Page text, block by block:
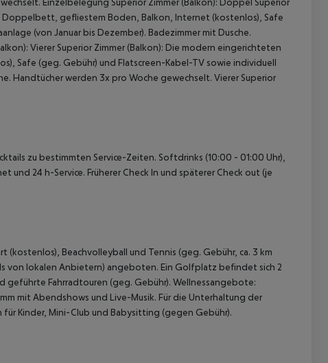
gefliestem Boden, Balkon, Internet (kostenlos), Safe
(von Januar bis Dezember). Badezimmer mit Dusche.
Vierer Superior Zimmer (Balkon): Die modern eingerichteten
Safe (geg. Gebühr) und Flatscreen-Kabel-TV sowie individuell
Handtücher werden 3x pro Woche gewechselt. Vierer Superior
zu bestimmten Service-Zeiten. Softdrinks (10:00 - 01:00 Uhr),
und 24 h-Service. Früherer Check In und späterer Check out (je
Beachvolleyball und Tennis (geg. Gebühr, ca. 3 km
von lokalen Anbietern) angeboten. Ein Golfplatz befindet sich 2
geführte Fahrradtouren (geg. Gebühr). Wellnessangebote:
mit Abendshows und Live-Musik. Für die Unterhaltung der
Kinder, Mini-Club und Babysitting (gegen Gebühr).